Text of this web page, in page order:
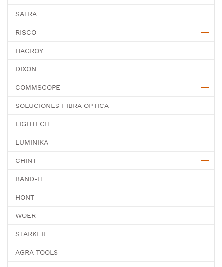
SATRA
RISCO
HAGROY
DIXON
COMMSCOPE
SOLUCIONES FIBRA OPTICA
LIGHTECH
LUMINIKA
CHINT
BAND-IT
HONT
WOER
STARKER
AGRA TOOLS